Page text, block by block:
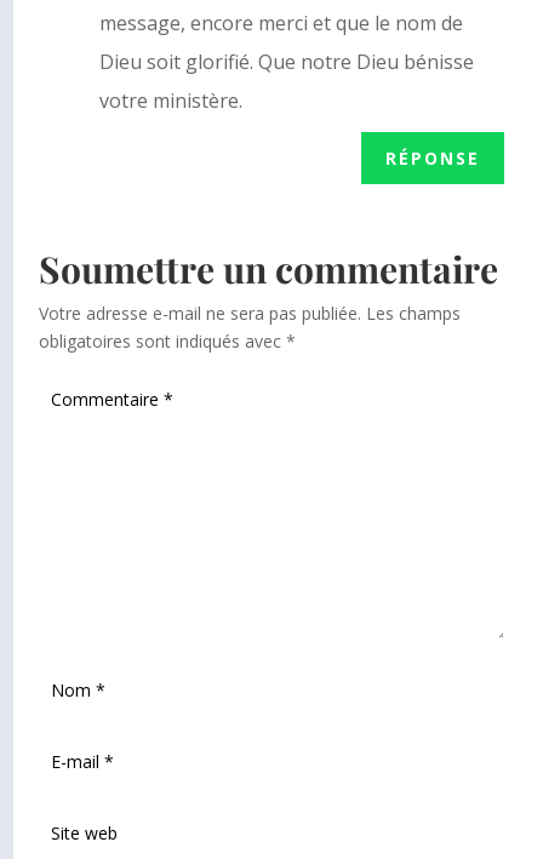
message, encore merci et que le nom de
Dieu soit glorifié. Que notre Dieu bénisse
votre ministère.
RÉPONSE
Soumettre un commentaire
Votre adresse e-mail ne sera pas publiée. Les champs
obligatoires sont indiqués avec*